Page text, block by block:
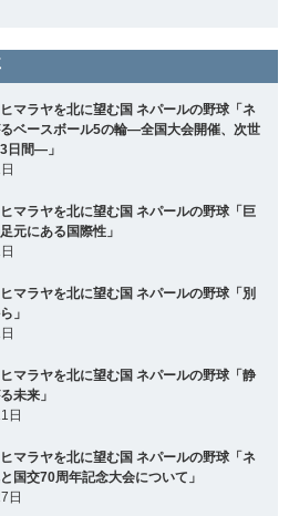
マラヤを北に望む国 ネパールの野球「ネ
ベースボール5の輪―全国大会開催、次世
日間―」
マラヤを北に望む国 ネパールの野球「巨
元にある国際性」
マラヤを北に望む国 ネパールの野球「別
」
マラヤを北に望む国 ネパールの野球「静
未来」
日
マラヤを北に望む国 ネパールの野球「ネ
国交70周年記念大会について」
日